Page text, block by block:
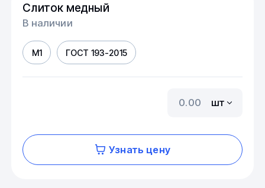
Слиток медный
В наличии
М1 ГОСТ 193-2015
шт
Узнать цену